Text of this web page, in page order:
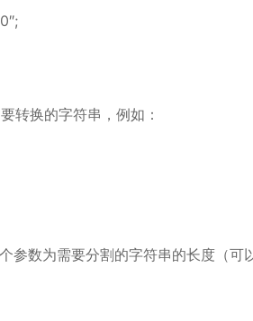
转换的字符串，例如：
参数为需要分割的字符串的长度（可